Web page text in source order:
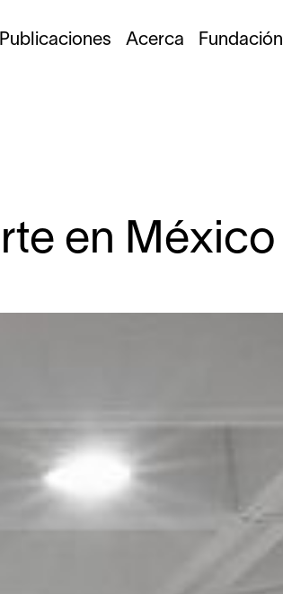
Publicaciones Acerca Fundación
en México